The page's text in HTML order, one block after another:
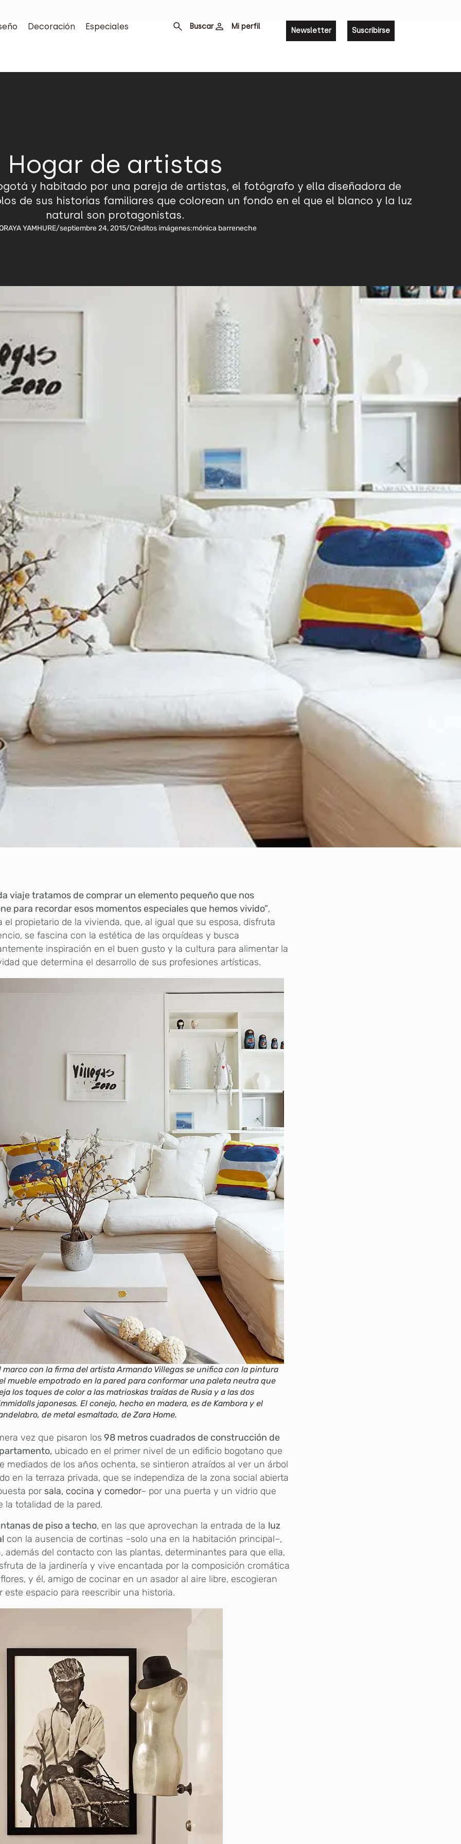
Decoración Especiales Buscar Mi perfil Newsletter Suscribirse
Hogar de artistas
y habitado por una pareja de artistas, el fotógrafo y ella diseñadora de
de sus historias familiares que colorean un fondo en el que el blanco y la luz
natural son protagonistas.
YAMHURE/septiembre 24, 2015/Créditos imágenes:mónica barreneche
viaje tratamos de comprar un elemento pequeño que nos
para recordar esos momentos especiales que hemos vivido”,
el propietario de la vivienda, que, al igual que su esposa, disfruta
se fascina con la estética de las orquídeas y busca
inspiración en el buen gusto y la cultura para alimentar la
que determina el desarrollo de sus profesiones artísticas.
marco con la firma del artista Armando Villegas se unifica con la pintura
mueble empotrado en la pared para conformar una paleta neutra que
los toques de color a las matrioskas traídas de Rusia y a las dos
japonesas. El conejo, hecho en madera, es de Kambora y el
de metal esmaltado, de Zara Home.
vez que pisaron los 98 metros cuadrados de construcción de
ubicado en el primer nivel de un edificio bogotano que
mediados de los años ochenta, se sintieron atraídos al ver un árbol
en la terraza privada, que se independiza de la zona social abierta
por sala, cocina y comedor– por una puerta y un vidrio que
la totalidad de la pared.
de piso a techo, en las que aprovechan la entrada de la luz
con la ausencia de cortinas –solo una en la habitación principal–,
además del contacto con las plantas, determinantes para que ella,
de la jardinería y vive encantada por la composición cromática
y él, amigo de cocinar en un asador al aire libre, escogieran
este espacio para reescribir una historia.